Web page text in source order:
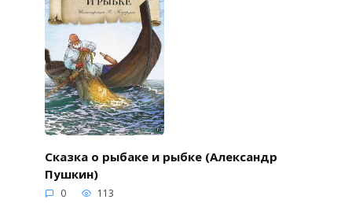
Сказка о рыбаке и рыбке (Александр
Пушкин)
0 113